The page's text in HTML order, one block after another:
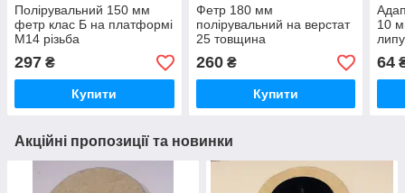
Полірувальний 150 мм
фетр клас Б на платформі
М14 різьба
297 ₴
Купити
Фетр 180 мм
полірувальний на верстат
25 товщина
260₴
Купити
10
64
Акційні пропозиції та новинки